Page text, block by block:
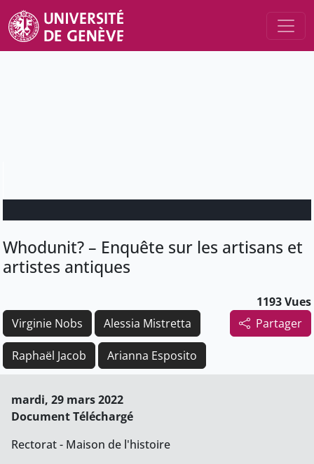
Whodunit? – Enquête sur les artisans et
artistes antiques
1193 Vues
Partager
Virginie Nobs Alessia Mistretta
Raphaël Jacob Arianna Esposito
mardi, 29 mars 2022
Document Téléchargé
Rectorat - Maison de l'histoire